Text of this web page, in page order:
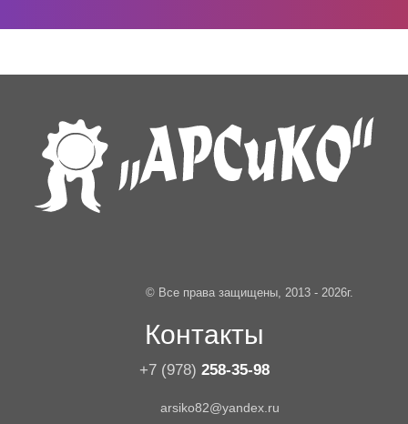
© Все права защищены, 2013 - 2026г.
Контакты
+7 (978) 258-35-98
arsiko82@yandex.ru